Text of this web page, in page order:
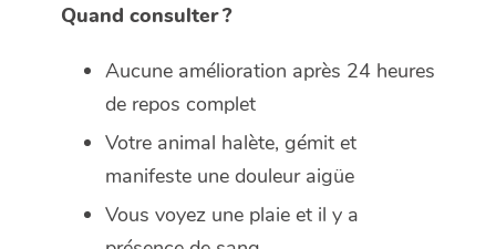
Quand consulter ?
Aucune amélioration après 24 heures
de repos complet
Votre animal halète, gémit et
manifeste une douleur aigüe
Vous voyez une plaie et il y a